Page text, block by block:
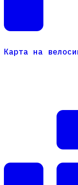
Карта на
Карта на